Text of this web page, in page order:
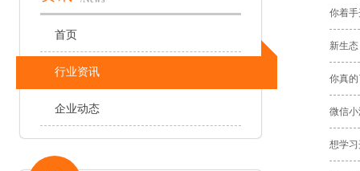
首页
行业资讯
企业动态
你着
新生
你真
微信
想学